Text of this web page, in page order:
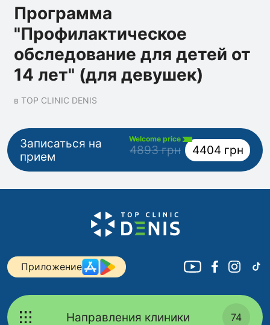
Программа
"Профилактическое
обследование для детей от
14 лет" (для девушек)
в TOP CLINIC DENIS
Записаться на
прием
Welcome price
4893 грн 4404 грн
Приложение
Направления клиники 74